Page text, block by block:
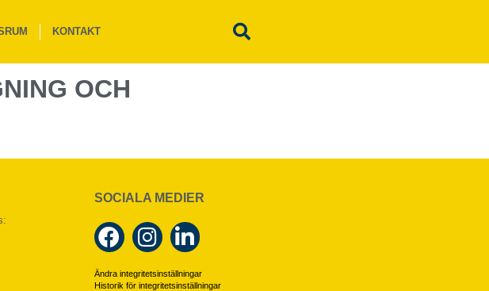
KONTAKT
OCH
SOCIALA MEDIER
Ändra integritetsinställningar
Historik för integritetsinställningar